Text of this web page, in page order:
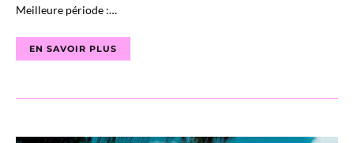
Meilleure période :…
EN SAVOIR PLUS